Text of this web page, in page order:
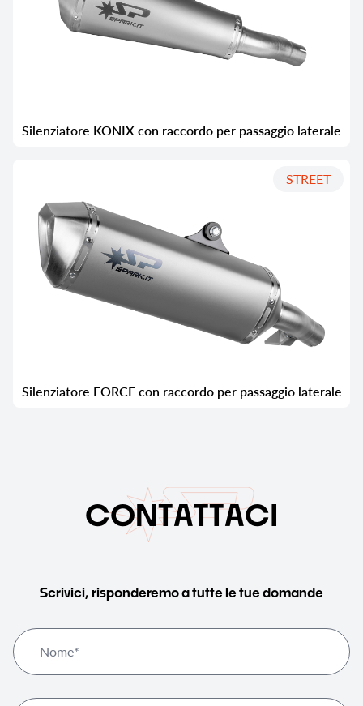
Silenziatore KONIX con raccordo per passaggio laterale
STREET
Silenziatore FORCE con raccordo per passaggio laterale
CONTATTACI
Scrivici, risponderemo a tutte le tue domande